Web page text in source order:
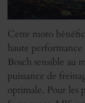
Cette moto
haute performance
Bosch sensible au
puissance de
optimale. Pour les